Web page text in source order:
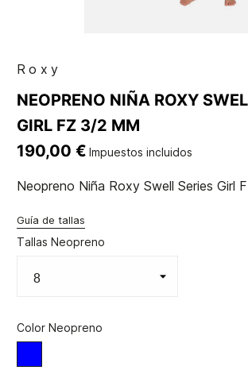
Roxy
NEOPRENO NIÑA ROXY
GIRL FZ 3/2 MM
190,00 € Impuestos incluidos
Neopreno Niña Roxy Swell Series Girl
Guía de tallas
Tallas Neopreno
Color Neopreno